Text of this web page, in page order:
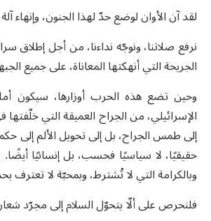
لقد آن الأوان لوضع حدّ لهذا الجنون، وإنهاء
نرفع صلاتنا، ونوجّه نداءنا، من أجل
الجريحة التي أنهكتها المعاناة، على جميع
وحين تضع هذه الحرب أوزارها، سيكون
الإسرائيلي، من الجراح العميقة التي
إلى طمس الجراح، بل إلى تحويل الألم إلى
حقيقيًا، لا سياسيًا فحسب، بل إنسانيًا أيضًا.
وبالكرامة التي لا تُشترط، وبمحبّة لا تعترف
فلنحرص على ألّا يتحوّل السلام إلى مجرّد